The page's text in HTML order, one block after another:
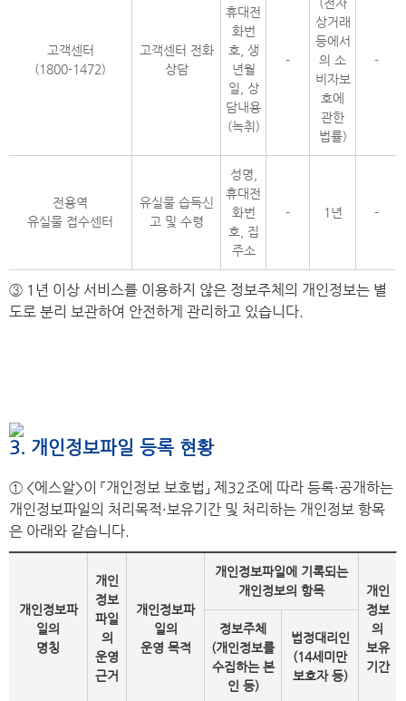
고객센터
(1800-1472)
고객센터 전화
상담
휴대전
화번
호, 생
년월
일, 상
담내용
(녹취)
-
(전자
상거래
등에서
의 소
비자보
호에
관한
법률)
-
전용역
유실물 접수센터
유실물 습득신
고 및 수령
성명,
휴대전
화번
호, 집
주소
- 1년 -
③ 1년 이상 서비스를 이용하지 않은 정보주체의 개인정보는 별
도로 분리 보관하여 안전하게 관리하고 있습니다.
3. 개인정보파일 등록 현황
① <에스알>이 「개인정보 보호법」 제32조에 따라 등록・공개하는
개인정보파일의 처리목적・보유기간 및 처리하는 개인정보 항목
은 아래와 같습니다.
개인정보파
일의
명칭
개인
정보
파일
의
운영
근거
개인정보파
일의
운영 목적
개인정보파일에 기록되는
개인정보의 항목
개인
정보
의
보유
기간
정보주체
(개인정보를
수집하는 본
인 등)
법정대리인
(14세미만
보호자 등)